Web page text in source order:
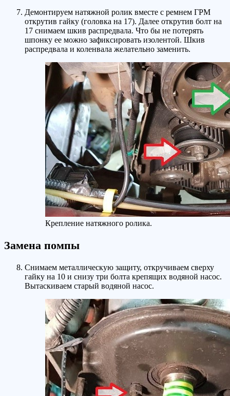
Демонтируем натяжной ролик вместе с ремнем ГРМ
открутив гайку (головка на 17). Далее открутив болт на
17 снимаем шкив распредвала. Что бы не потерять
шпонку ее можно зафиксировать изолентой. Шкив
распредвала и коленвала желательно заменить.
Крепление натяжного ролика.
Замена помпы
Снимаем металлическую защиту, откручиваем сверху
гайку на 10 и снизу три болта крепящих водяной насос.
Вытаскиваем старый водяной насос.